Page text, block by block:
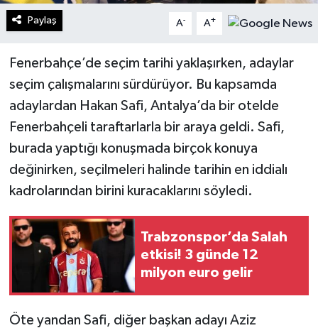
Paylaş A- A+
Fenerbahçe’de seçim tarihi yaklaşırken, adaylar
seçim çalışmalarını sürdürüyor. Bu kapsamda
adaylardan Hakan Safi, Antalya’da bir otelde
Fenerbahçeli taraftarlarla bir araya geldi. Safi,
burada yaptığı konuşmada birçok konuya
değinirken, seçilmeleri halinde tarihin en iddialı
kadrolarından birini kuracaklarını söyledi.
Trabzonspor’da Salah
etkisi! 3 günde 12
milyon euro gelir
Öte yandan Safi, diğer başkan adayı Aziz